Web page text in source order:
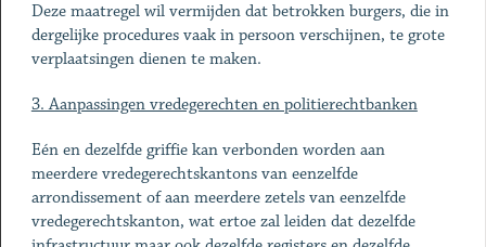
Deze maatregel wil vermijden dat betrokken burgers, die in
dergelijke procedures vaak in persoon verschijnen, te grote
verplaatsingen dienen te maken.
3. Aanpassingen vredegerechten en politierechtbanken
Eén en dezelfde griffie kan verbonden worden aan
meerdere vredegerechtskantons van eenzelfde
arrondissement of aan meerdere zetels van eenzelfde
vredegerechtskanton, wat ertoe zal leiden dat dezelfde